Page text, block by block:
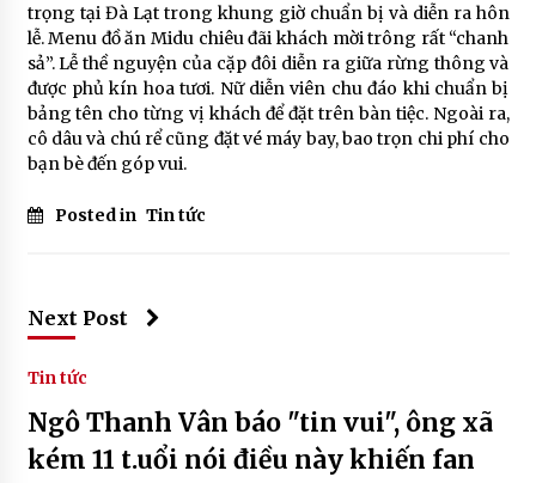
trọng tại Đà Lạt trong khung giờ chuẩn bị và diễn ra hôn
lễ. Menu đồ ăn Midu chiêu đãi khách mời trông rất “chanh
sả”. Lễ thề nguyện của cặp đôi diễn ra giữa rừng thông và
được phủ kín hoa tươi. Nữ diễn viên chu đáo khi chuẩn bị
bảng tên cho từng vị khách để đặt trên bàn tiệc. Ngoài ra,
cô dâu và chú rể cũng đặt vé máy bay, bao trọn chi phí cho
bạn bè đến góp vui.
Posted in Tin tức
Next Post
Tin tức
Ngô Thanh Vân báo "tin vui", ông xã
kém 11 t.uổi nói điều này khiến fan